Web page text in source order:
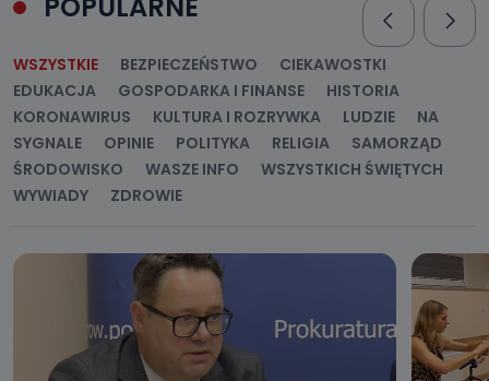
WSZYSTKIE BEZPIECZEŃSTWO
CIEKAWOSTKI
EDUKACJA
GOSPODARKA I FINANSE
HISTORIA
KORONAWIRUS
KULTURA I ROZRYWKA LUDZIE
NA
SYGNALE
OPINIE POLITYKA RELIGIA
SAMORZĄD
ŚRODOWISKO
WASZE INFO
WSZYSTKICH ŚWIĘTYCH
WYWIADY
ZDROWIE